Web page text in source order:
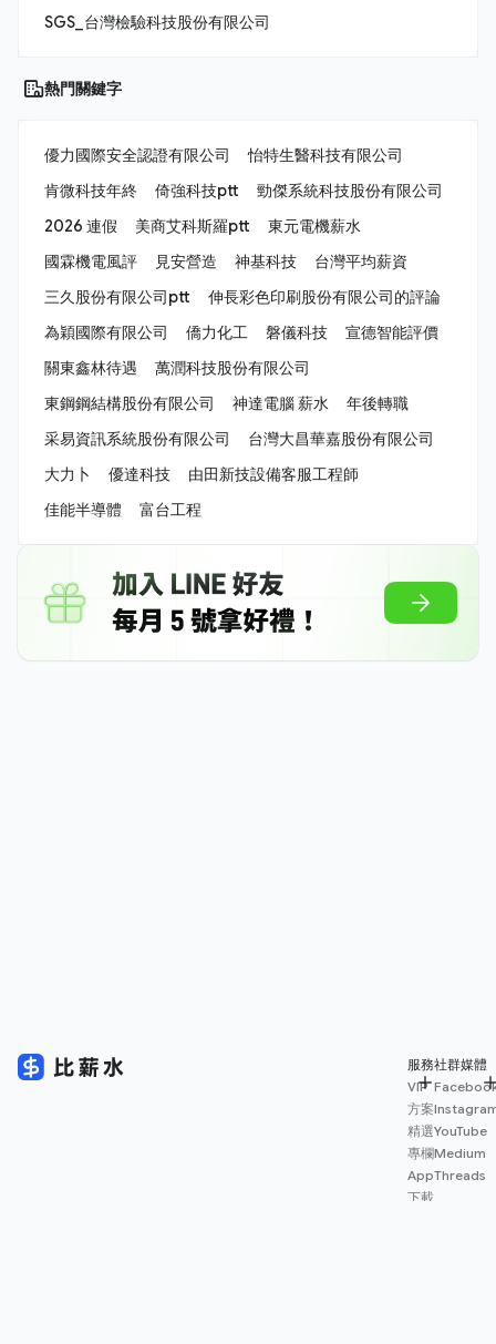
SGS_台灣檢驗科技股份有限公司
熱門關鍵字
優力國際安全認證有限公司
怡特生醫科技有限公司
肯微科技年終
倚強科技ptt
勁傑系統科技股份有限公司
2026 連假
美商艾科斯羅ptt
東元電機薪水
國霖機電風評
見安營造 神基科技
台灣平均薪資
三久股份有限公司ptt
伸長彩色印刷股份有限公司的評論
為穎國際有限公司
僑力化工 磐儀科技
宣德智能評價
關東鑫林待遇
萬潤科技股份有限公司
東鋼鋼結構股份有限公司
神達電腦 薪水
年後轉職
采易資訊系統股份有限公司
台灣大昌華嘉股份有限公司
大力卜
優達科技
由田新技設備客服工程師
佳能半導體
富台工程
服務
VIP
方案
精選
專欄
App
下載
社群媒體
YouTube
Medium
Threads